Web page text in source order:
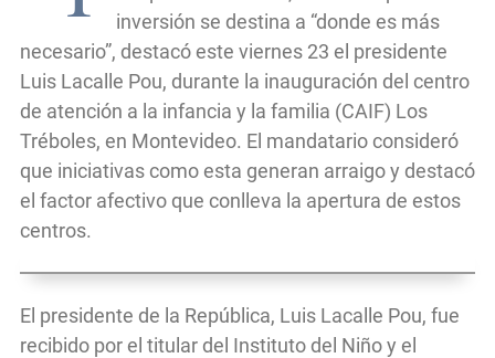
inversión se destina a “donde es más
necesario”, destacó este viernes 23 el presidente
Luis Lacalle Pou, durante la inauguración del centro
de atención a la infancia y la familia (CAIF) Los
Tréboles, en Montevideo. El mandatario consideró
que iniciativas como esta generan arraigo y destacó
el factor afectivo que conlleva la apertura de estos
centros.
El presidente de la República, Luis Lacalle Pou, fue
recibido por el titular del Instituto del Niño y el